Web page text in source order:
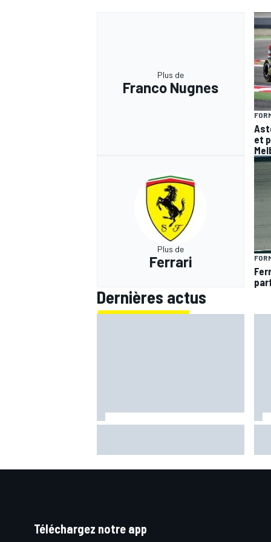
Plus de
Franco Nugnes
et
Plus de
Ferrari
Dernières actus
Téléchargez notre app